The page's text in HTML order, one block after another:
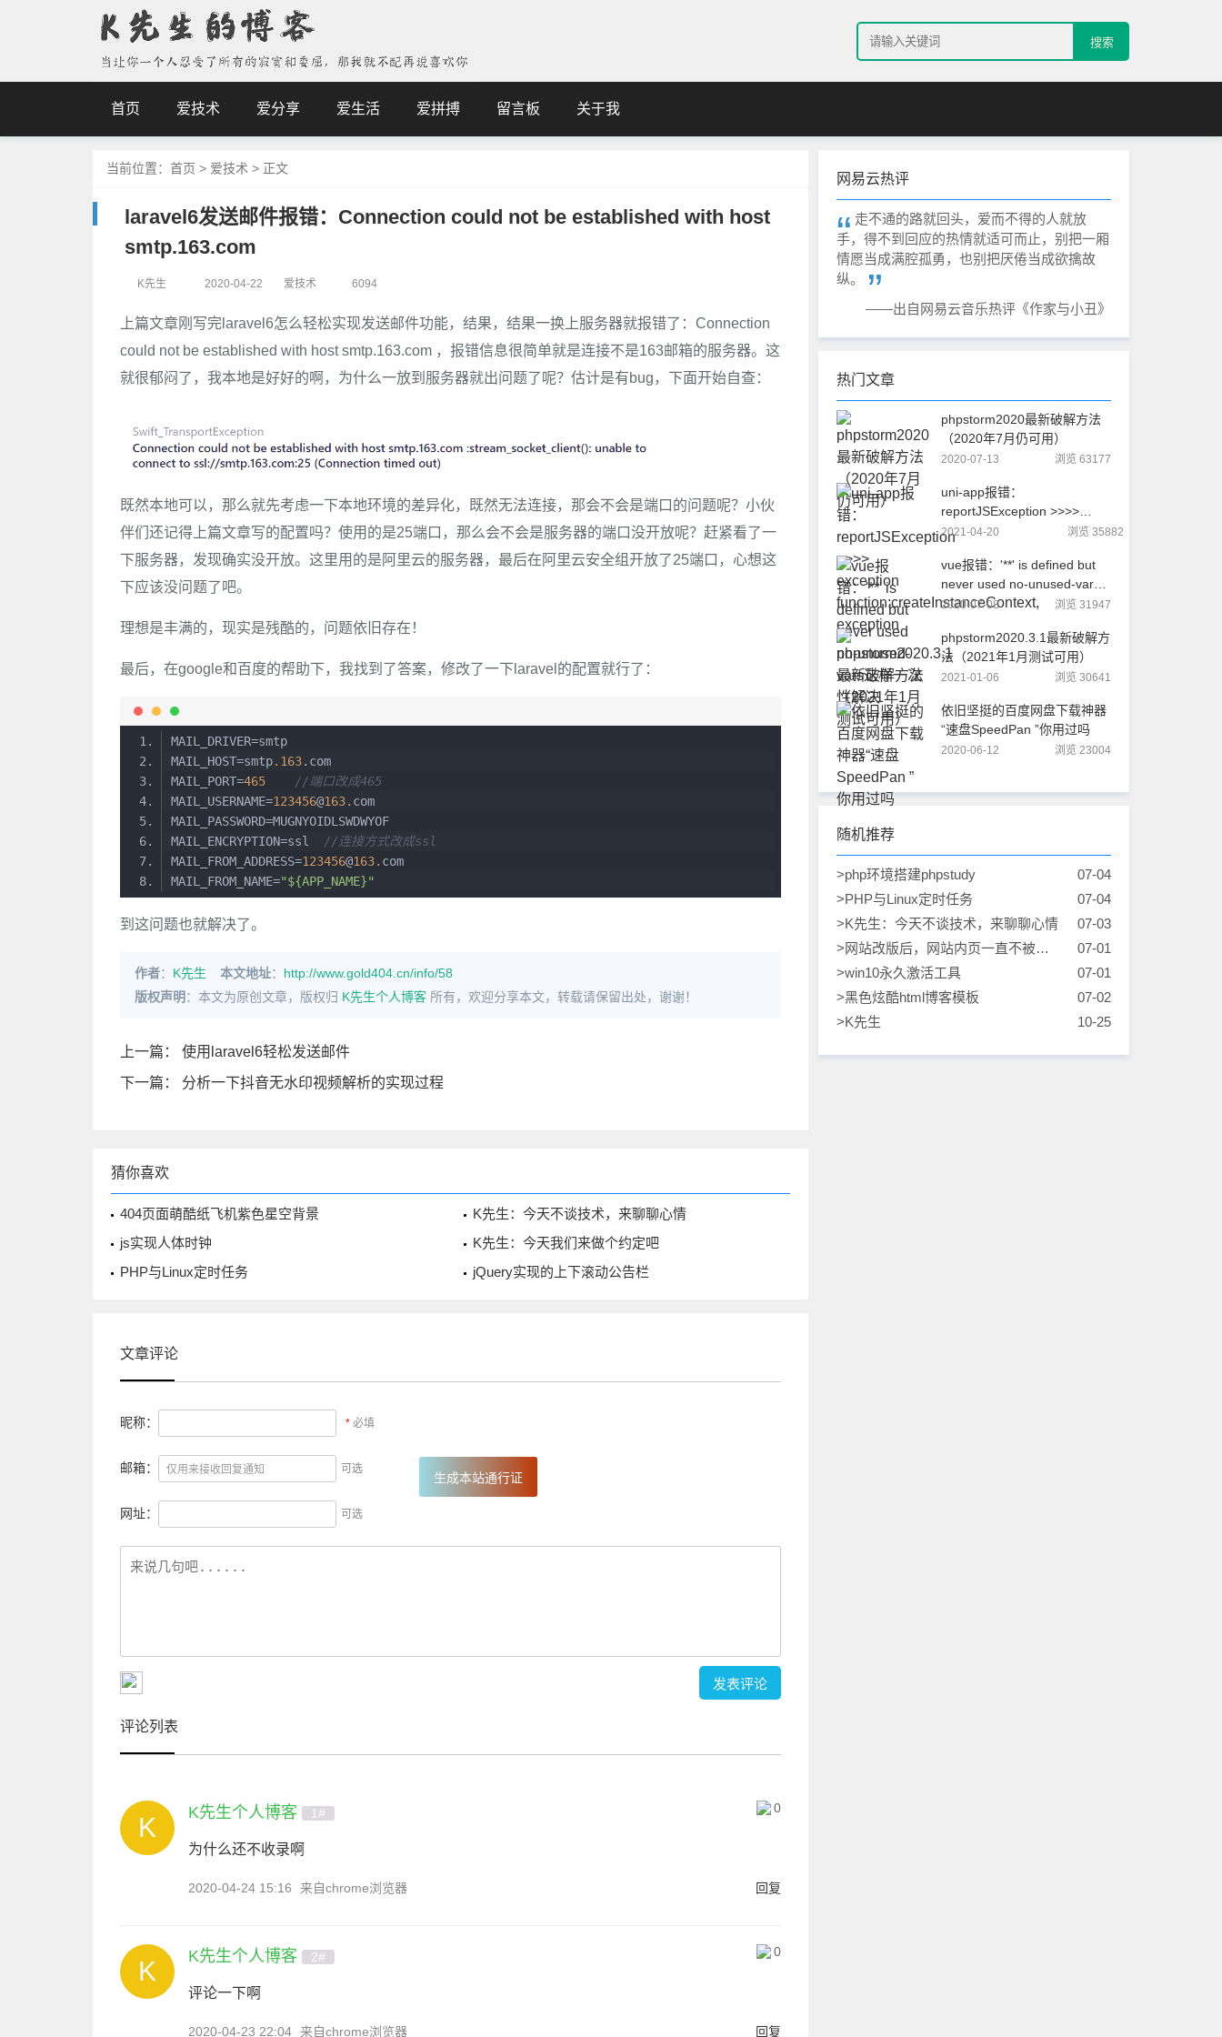
搜索
首页 爱技术 爱分享 爱生活 爱拼搏 留言板 关于我
当前位置： 首页 > 爱技术 > 正文
laravel6发送邮件报错：Connection could not be established with host
smtp.163.com
K先生 2020-04-22 爱技术 6094
上篇文章刚写完laravel6怎么轻松实现发送邮件功能，结果，结果一换上服务器就报错了：Connection
could not be established with host smtp.163.com ，报错信息很简单就是连接不是163邮箱的服务器。这
就很郁闷了，我本地是好好的啊，为什么一放到服务器就出问题了呢？估计是有bug，下面开始自查：
既然本地可以，那么就先考虑一下本地环境的差异化，既然无法连接，那会不会是端口的问题呢？小伙
伴们还记得上篇文章写的配置吗？使用的是25端口，那么会不会是服务器的端口没开放呢？赶紧看了一
下服务器，发现确实没开放。这里用的是阿里云的服务器，最后在阿里云安全组开放了25端口，心想这
下应该没问题了吧。
理想是丰满的，现实是残酷的，问题依旧存在！
最后，在google和百度的帮助下，我找到了答案，修改了一下laravel的配置就行了：
MAIL_DRIVER=smtp
MAIL_HOST=smtp.163
.com
MAIL_PORT=465
//端口改成465
MAIL_USERNAME=123456@163.
com
MAIL_PASSWORD=MUGNYOIDLSWDWYOF
MAIL_ENCRYPTION=ssl
//连接方式改成ssl
MAIL_FROM_ADDRESS=123456@163.
com
MAIL_FROM_NAME="${APP_NAME}"
到这问题也就解决了。
作者： K先生 本文地址： http://www.gold404.cn/info/58
版权声明 ：本文为原创文章，版权归 K先生个人博客 所有，欢迎分享本文，转载请保留出处，谢谢！
上一篇： 使用laravel6轻松发送邮件
下一篇： 分析一下抖音无水印视频解析的实现过程
猜你喜欢
404页面萌酷纸飞机紫色星空背景
K先生：今天不谈技术，来聊聊心情
js实现人体时钟
K先生：今天我们来做个约定吧
PHP与Linux定时任务
jQuery实现的上下滚动公告栏
文章评论
昵称： * 必填
邮箱： 可选
网址： 可选
生成本站通行证
评论列表
K先生个人博客 1# 0
为什么还不收录啊
2020-04-24 15:16 来自chrome浏览器 回复
K先生个人博客 2# 0
评论一下啊
2020-04-23 22:04 来自chrome浏览器 回复
网易云热评
走不通的路就回头，爱而不得的人就放
手，得不到回应的热情就适可而止，别把一厢
情愿当成满腔孤勇，也别把厌倦当成欲擒故
纵。
——出自网易云音乐热评《作家与小丑》
热门文章
phpstorm2020最新破解方法
（2020年7月仍可用）
2020-07-13 浏览 63177
uni-app报错：
reportJSException >>>>
exception
exception
2021-04-20 浏览 35882
vue报错：'**' is defined but
never used no-unused-vars
这样一次性解决
2020-07-08 浏览 31947
phpstorm2020.3.1最新破解方
法（2021年1月测试可用）
2021-01-06 浏览 30641
依旧坚挺的百度网盘下载神器
“速盘SpeedPan ”你用过吗
2020-06-12 浏览 23004
随机推荐
>php环境搭建phpstudy
07-04
>PHP与Linux定时任务
07-04
>K先生：今天不谈技术，来聊聊心情
07-03
>网站改版后，网站内页一直不被收
录时，我做了什么
07-01
>win10永久激活工具
07-01
>黑色炫酷html博客模板
07-02
>K先生
10-25